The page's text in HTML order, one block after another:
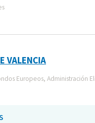
VALENCIA
Europeos, Administración